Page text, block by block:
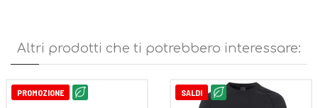
-Rete leggera di traspirazione e bordo a costa larga per evitare di
stringere eccessivamente il piede
-Cuciture piatte
Altri prodotti che ti potrebbero interessare:
PROMOZIONE SALDI